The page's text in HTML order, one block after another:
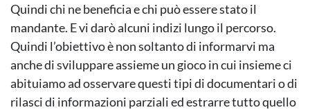
Quindi chi ne beneficia e chi può essere stato il
mandante. E vi darò alcuni indizi lungo il percorso.
Quindi l’obiettivo è non soltanto di informarvi ma
anche di sviluppare assieme un gioco in cui insieme ci
abituiamo ad osservare questi tipi di documentari o di
rilasci di informazioni parziali ed estrarre tutto quello